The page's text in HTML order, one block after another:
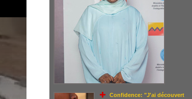
Confidence: "J'ai découvert